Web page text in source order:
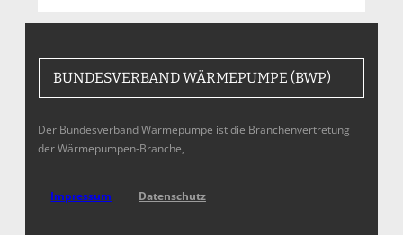
BUNDESVERBAND WÄRMEPUMPE (BWP)
Der Bundesverband Wärmepumpe ist die Branchenvertretung
der Wärmepumpen-Branche,
Impressum Datenschutz